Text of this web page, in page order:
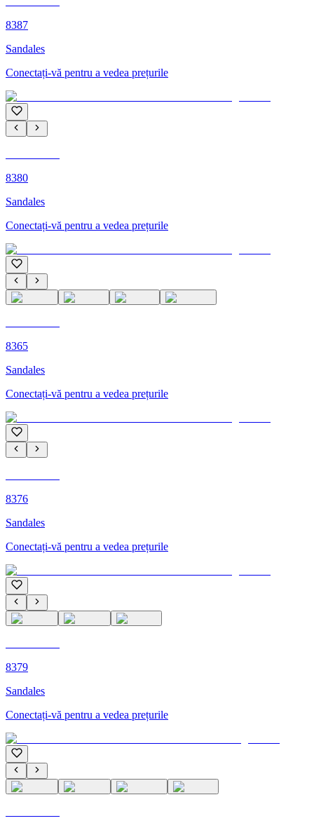
8387
Sandales
Conectați-vă pentru a vedea prețurile
8380
Sandales
Conectați-vă pentru a vedea prețurile
8365
Sandales
Conectați-vă pentru a vedea prețurile
8376
Sandales
Conectați-vă pentru a vedea prețurile
8379
Sandales
Conectați-vă pentru a vedea prețurile